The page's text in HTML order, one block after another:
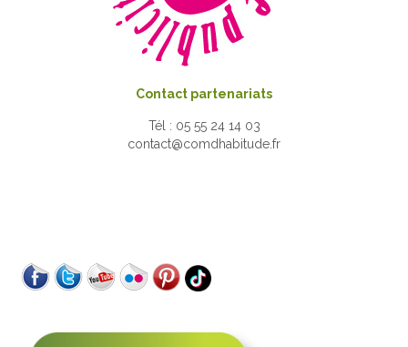
Contact partenariats
Tél : 05 55 24 14 03
contact@comdhabitude.fr